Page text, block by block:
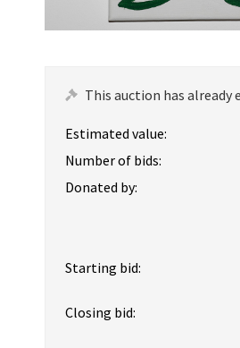
This auction has already
Estimated value:
Number of bids:
Donated by:
Starting bid:
Closing bid: